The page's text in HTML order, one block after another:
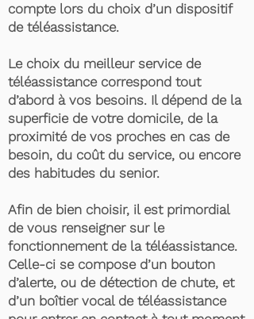
compte lors du choix d’un dispositif
de téléassistance.
Le choix du meilleur service de
téléassistance correspond tout
d’abord à vos besoins. Il dépend de la
superficie de votre domicile, de la
proximité de vos proches en cas de
besoin, du coût du service, ou encore
des habitudes du senior.
Afin de bien choisir, il est primordial
de vous renseigner sur le
fonctionnement de la téléassistance.
Celle-ci se compose d’un bouton
d’alerte, ou de détection de chute, et
d’un boîtier vocal de téléassistance